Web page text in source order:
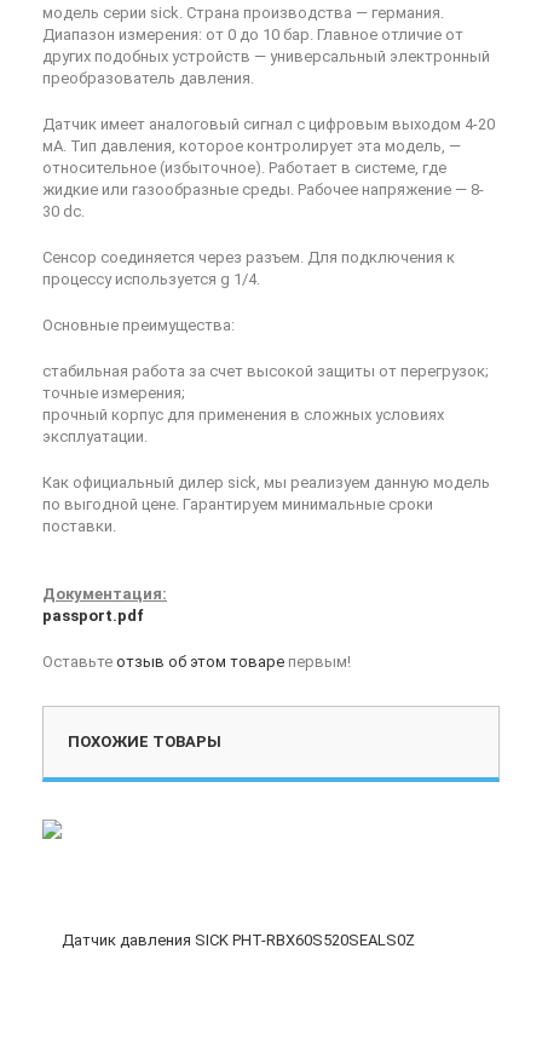
модель серии sick. Страна производства — германия.
Диапазон измерения: от 0 до 10 бар. Главное отличие от
других подобных устройств — универсальный электронный
преобразователь давления.
Датчик имеет аналоговый сигнал с цифровым выходом 4-20
мА. Тип давления, которое контролирует эта модель, —
относительное (избыточное). Работает в системе, где
жидкие или газообразные среды. Рабочее напряжение — 8-
30 dc.
Сенсор соединяется через разъем. Для подключения к
процессу используется g 1/4.
Основные преимущества:
стабильная работа за счет высокой защиты от перегрузок;
точные измерения;
прочный корпус для применения в сложных условиях
эксплуатации.
Как официальный дилер sick, мы реализуем данную модель
по выгодной цене. Гарантируем минимальные сроки
поставки.
Документация:
passport.pdf
Оставьте отзыв об этом товаре первым!
ПОХОЖИЕ ТОВАРЫ